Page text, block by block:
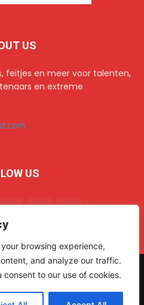
browsing experience,
and analyze our traffic.
to our use of cookies.
US
feitjes en meer voor talenten,
en extreme
US
All rights reserved.
Over/about us